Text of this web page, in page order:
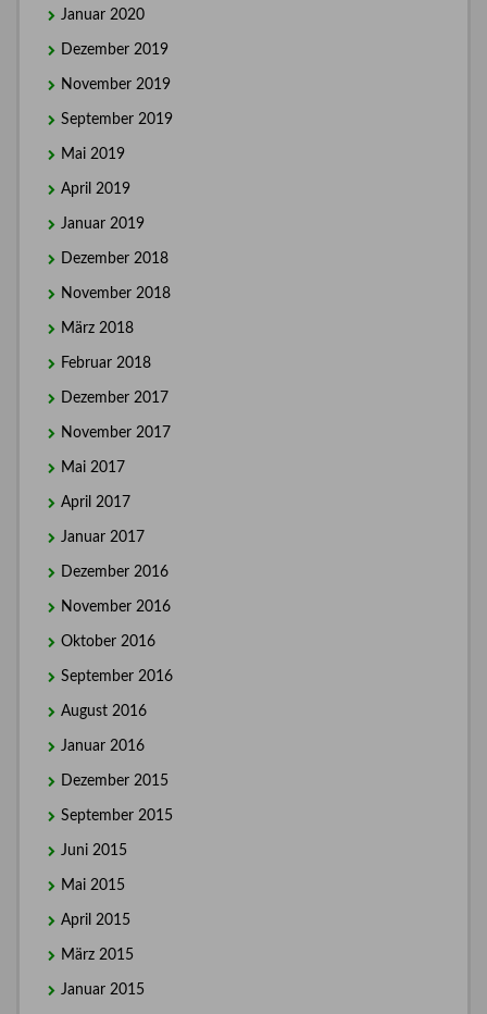
Januar 2020
Dezember 2019
November 2019
September 2019
Mai 2019
April 2019
Januar 2019
Dezember 2018
November 2018
März 2018
Februar 2018
Dezember 2017
November 2017
Mai 2017
April 2017
Januar 2017
Dezember 2016
November 2016
Oktober 2016
September 2016
August 2016
Januar 2016
Dezember 2015
September 2015
Juni 2015
Mai 2015
April 2015
März 2015
Januar 2015